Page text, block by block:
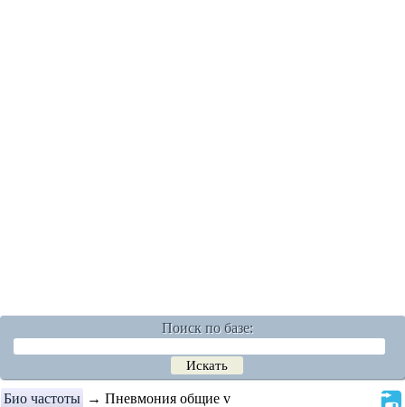
Поиск по базе:
Био частоты → Пневмония общие v